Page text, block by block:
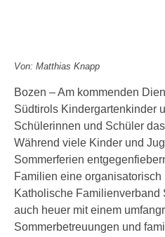
Von: Matthias Knapp
Bozen – Am kommenden
Südtirols Kindergartenkinder
Schülerinnen und Schüler
Während viele Kinder und
Sommerferien
Familien eine
Katholische Familienverband
auch heuer mit einem
Sommerbetreuungen und